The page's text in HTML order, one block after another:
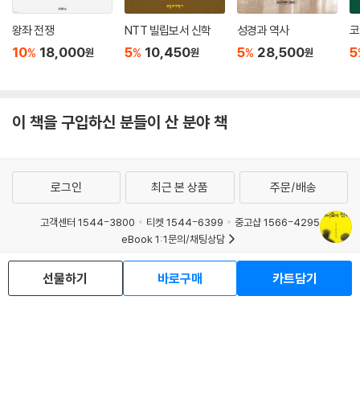
왕좌 전쟁
10% 18,000원
NTT 빌립보서 신학
5% 10,450원
성경과 역사
5% 28,500원 5
이 책을 구입하신 분들이 산 분야 책
선물하기 바로구매 카트담기
로그인 최근 본 상품 주문/배송
고객센터 1544-3800 티켓 1544-6399
중고샵 1566-4295
eBook 1:1문의/채팅상담
예스이십사(주) 사업자 정보
이용약관
개인정보처리방침
청소년보호정책